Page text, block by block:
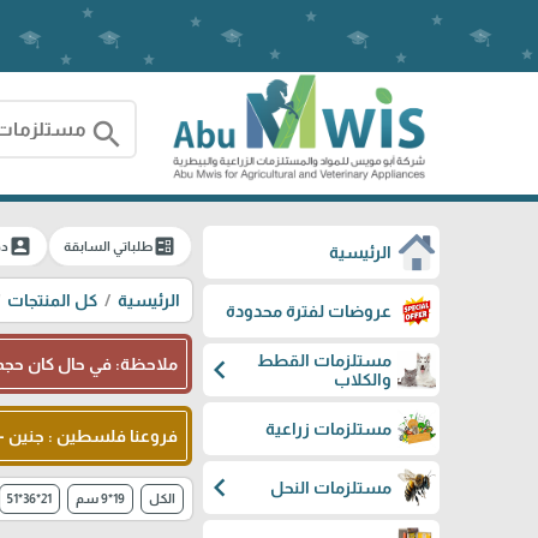
search
الرئيسية
عروضات لفترة محدودة
مستلزمات القطط
والكلاب
chevron_left
مستلزمات زراعية
مستلزمات النحل chevron_left
ballotطلباتي السابقة account_box
الرئيسية كل المنتجات
ملاحظة: في حال كان حجم
فروعنا فلسطين : جنين -
الكل 19*9 سم 21*36*51